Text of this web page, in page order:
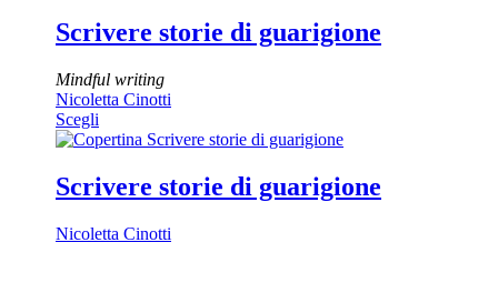
varianti.
Le
possono
essere
scelte
nella
del
prodotto
Scrivere storie di guarigione
Mindful writing
Nicoletta Cinotti
Scegli
prodotto
più
varianti.
opzioni
Scrivere storie di guarigione
Nicoletta Cinotti